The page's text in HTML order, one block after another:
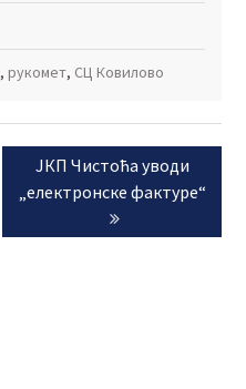
, рукомет, СЦ Ковилово
Next
post:
ЈКП Чистоћа уводи
„електронске фактуре“